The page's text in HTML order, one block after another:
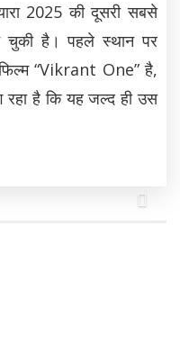
2025 की दूसरी सबसे
चुकी है। पहले स्थान पर
“Vikrant One” है,
रहा है कि यह जल्द ही उस
Next